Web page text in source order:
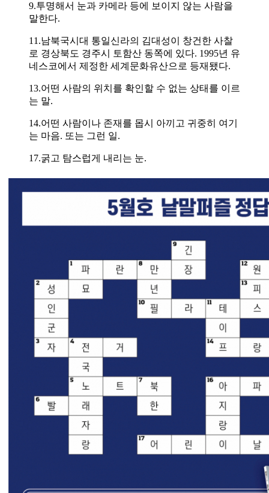
9.투명해서 눈과 카메라 등에 보이지 않는 사람을
말한다.
11.남북국시대 통일신라의 김대성이 창건한 사찰
로 경상북도 경주시 토함산 동쪽에 있다. 1995년 유
네스코에서 제정한 세계문화유산으로 등재됐다.
13.어떤 사람의 위치를 확인할 수 없는 상태를 이르
는 말.
14.어떤 사람이나 존재를 몹시 아끼고 귀중히 여기
는 마음. 또는 그런 일.
17.굵고 탐스럽게 내리는 눈.